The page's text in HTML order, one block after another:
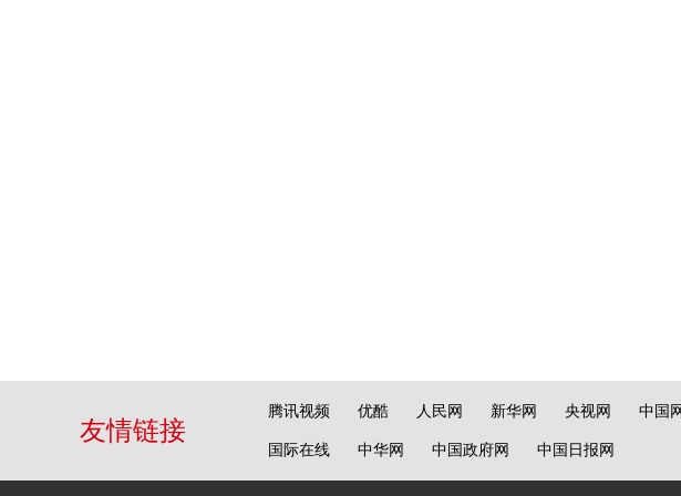
友情链接
腾讯视频 优酷 人民网 新华网 央视网 中国
国际在线 中华网 中国政府网 中国日报网